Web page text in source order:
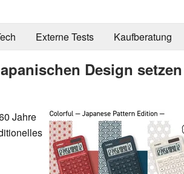
Externe Tests Kaufberatung
Design setzen
Jahre